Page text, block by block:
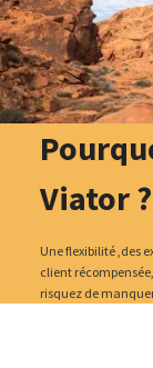
Viator ?
Une flexibilité ,des
client
risquez de